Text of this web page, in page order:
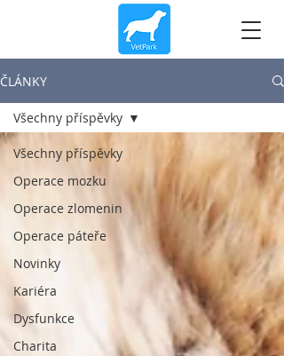
ČLÁNKY
Všechny příspěvky
Operace mozku
Operace zlomenin
Operace páteře
Novinky
Kariéra
Dysfunkce
Charita
Všechny příspěvky